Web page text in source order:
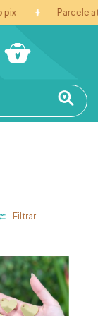
até8x sem juros
Filtrar